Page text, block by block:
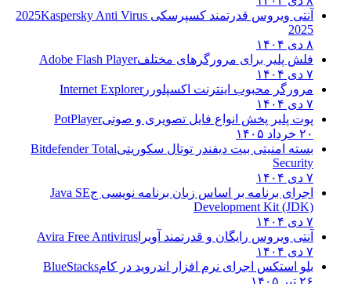
آنتی ویروس قدرتمند کسپرسکی 2025Kaspersky Anti Virus
فلش پلیر برای مرورگرهای مختلفAdobe Flash Player
مرورگر محبوب اینترنت اکسپلوررInternet Explorer
پوت پلیر پخش انواع فایل تصویری و صوتیPotPlayer
بسته امنیتی بیت دیفندر توتال سکوریتیBitdefender Total
Security
اجرای برنامه بر اساس زبان برنامه نویسی جJava SE
Development Kit (JDK)
آنتی ویروس رایگان و قدرتمند آویراAvira Free Antivirus
بلو استکس اجرای نرم افزار اندروید در کامBlueStacks